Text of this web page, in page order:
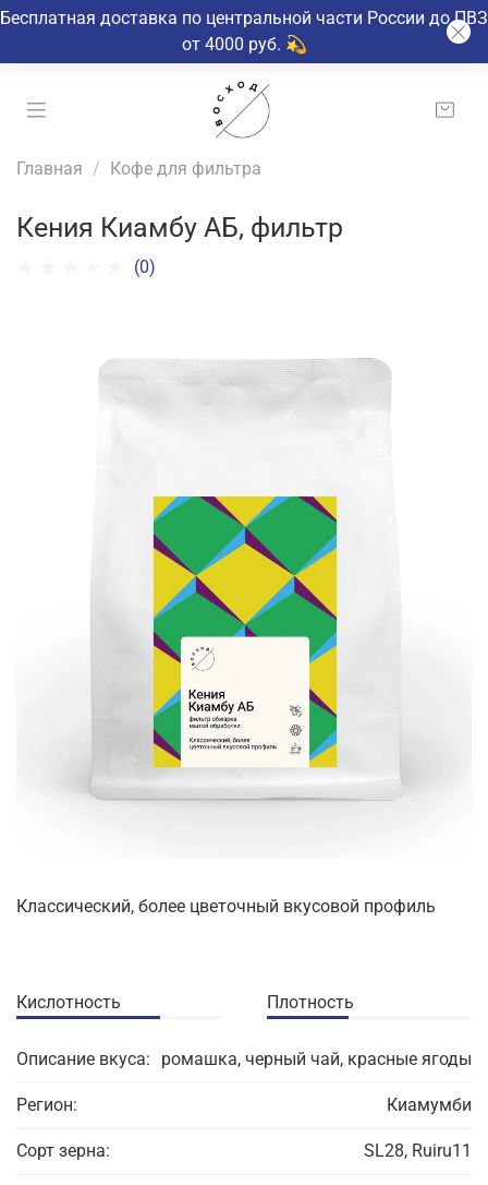
Бесплатная доставка по центральной части России до ПВЗ
от 4000 руб. 💫
Главная Кофе для фильтра
Кения Киамбу АБ, фильтр
(0)
Классический, более цветочный вкусовой профиль
Кислотность Плотность
Описание вкуса: ромашка, черный чай, красные ягоды
Регион: Киамумби
Сорт зерна: SL28, Ruiru11